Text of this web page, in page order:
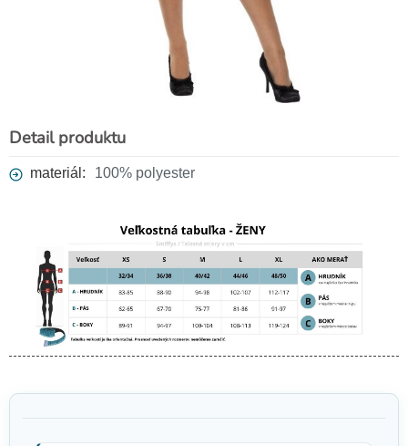
Detail produktu
materiál: 100% polyester